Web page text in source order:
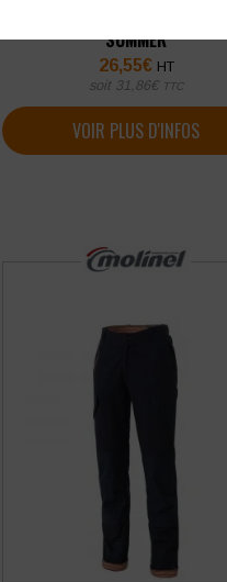
SUMMER
26,55€ HT
soit 31,86€ TTC
VOIR PLUS D'INFOS